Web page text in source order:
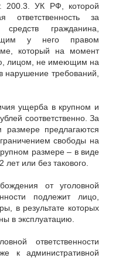
200.3. УК РФ, которой
ответственность за
гражданина,
у него правом
который на момент
лицом, не имеющим на
требований,
ущерба в крупном и
соответственно. За
предлагаются
свободы на
размере – в виде
или без такового.
от уголовной
подлежит лицо,
в результате которых
в эксплуатацию.
ответственности
к административной